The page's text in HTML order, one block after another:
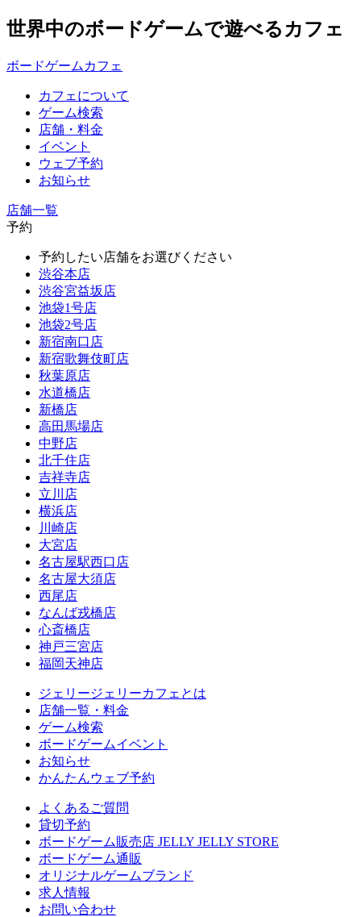
世界中のボードゲームで遊べるカフェ
ボードゲームカフェ
カフェについて
ゲーム検索
店舗・料金
イベント
ウェブ予約
お知らせ
店舗一覧
予約
予約したい店舗をお選びください
渋谷本店
渋谷宮益坂店
池袋1号店
池袋2号店
新宿南口店
新宿歌舞伎町店
秋葉原店
水道橋店
新橋店
高田馬場店
中野店
北千住店
吉祥寺店
立川店
横浜店
川崎店
大宮店
名古屋駅西口店
名古屋大須店
西尾店
なんば戎橋店
心斎橋店
神戸三宮店
福岡天神店
ジェリージェリーカフェとは
店舗一覧・料金
ゲーム検索
ボードゲームイベント
お知らせ
かんたんウェブ予約
よくあるご質問
貸切予約
ボードゲーム販売店 JELLY JELLY STORE
ボードゲーム通販
オリジナルゲームブランド
求人情報
お問い合わせ